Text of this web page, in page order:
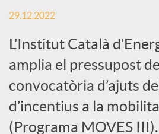
d
o
29.12.2022
L’Institut Català
amplia el pressupost
convocatòria d’ajuts
d’incentius a la
(Programa MOVES III).